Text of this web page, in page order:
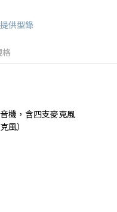
供型錄
格
機，含四支麥克風
風）